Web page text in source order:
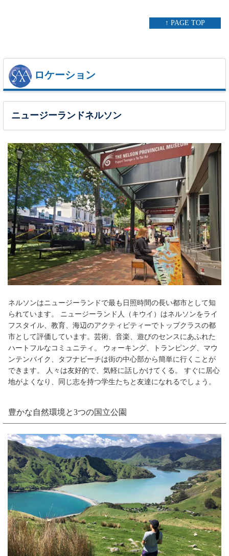
↑ PAGE TOP
ロケーション
ニュージーランドネルソン
ネルソンはニュージーランドで最も日照時間の長い都市として知
られています。 ニュージーランド人（キウイ）はネルソンをライ
フスタイル、教育、海辺のアクティビティーでトップクラスの都
市として評価しています。芸術、音楽、遊びのセンスにあふれた
ハートフルなコミュニティ。 ウォーキング、トランピング、マウ
ンテンバイク、タフナビーチは街の中心部から簡単に行くことが
できます。 人々は友好的で、気軽に話しかけてくる。 すぐに居心
地がよくなり、同じ志を持つ学生たちと友達になれるでしょう。
豊かな自然環境と3つの国立公園